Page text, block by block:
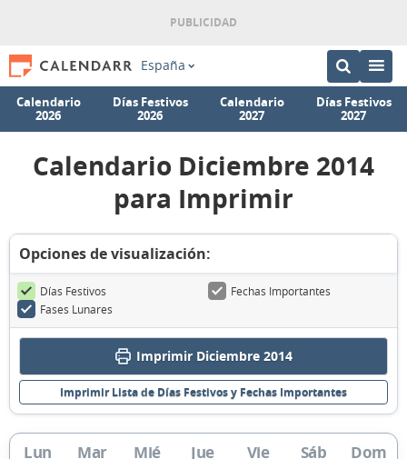
España
Calendario
2026
Días Festivos
2026
Calendario
2027
Días Festivos
2027
Calendario Diciembre 2014
para Imprimir
Opciones de visualización:
Días Festivos
Fechas Importantes
Fases Lunares
Imprimir Diciembre 2014
Imprimir Lista de Días Festivos y Fechas Importantes
Lun Mar Mié Jue Vie Sáb Dom